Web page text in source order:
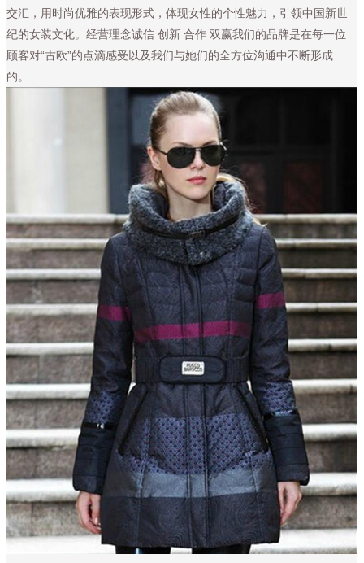
交汇，用时尚优雅的表现形式，体现女性的个性魅力，引领中国新世
纪的女装文化。经营理念诚信 创新 合作 双赢我们的品牌是在每一位
顾客对“古欧”的点滴感受以及我们与她们的全方位沟通中不断形成
的。